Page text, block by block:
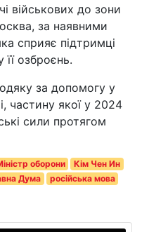
військових до зони
за наявними
сприяє підтримці
озброєнь.
за допомогу у
частину якої у 2024
сили протягом
оборони
Кім Чен Ин
Дума російська мова